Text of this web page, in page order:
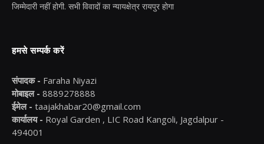
जिम्मेदारी नहीं होगी. सभी विवादों का न्यायक्षेत्र रायपुर होगा
हमसे सम्पर्क करें
संपादक - Faraha Niyazi
मोबाइल - 8889278888
ईमेल - taajakhabar20@gmail.com
कार्यालय - Royal Garden , LIC Road Kangoli, Jagdalpur -
494001